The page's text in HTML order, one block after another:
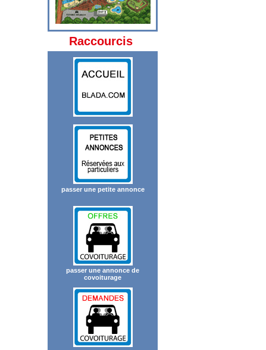
Raccourcis
passer une petite annonce
passer une annonce de
covoiturage